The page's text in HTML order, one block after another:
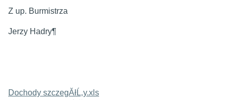
Z up. Burmistrza
Jerzy Hadry¶
Dochody szczegĂłĹ‚y.xls